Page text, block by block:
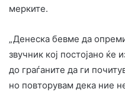
мерките.
„Денеска бевме да
звучник кој постојано ќе
до граѓаните да ги
но повторувам дека ние